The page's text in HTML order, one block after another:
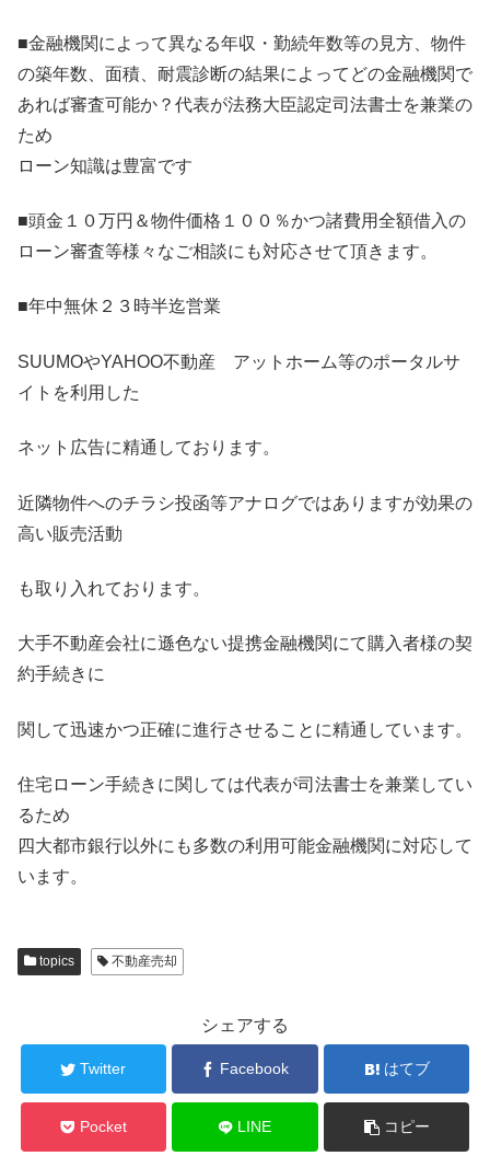
■金融機関によって異なる年収・勤続年数等の見方、物件
の築年数、面積、耐震診断の結果によってどの金融機関で
あれば審査可能か？代表が法務大臣認定司法書士を兼業の
ため
ローン知識は豊富です
■頭金１０万円＆物件価格１００％かつ諸費用全額借入の
ローン審査等様々なご相談にも対応させて頂きます。
■年中無休２３時半迄営業
SUUMOやYAHOO不動産 アットホーム等のポータルサ
イトを利用した
ネット広告に精通しております。
近隣物件へのチラシ投函等アナログではありますが効果の
高い販売活動
も取り入れております。
大手不動産会社に遜色ない提携金融機関にて購入者様の契
約手続きに
関して迅速かつ正確に進行させることに精通しています。
住宅ローン手続きに関しては代表が司法書士を兼業してい
るため
四大都市銀行以外にも多数の利用可能金融機関に対応して
います。
topics 不動産売却
シェアする
Twitter Facebook はてブ
Pocket LINE コピー